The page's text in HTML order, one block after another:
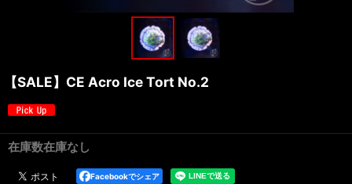
【SALE】CE Acro Ice Tort No.2
在庫数在庫なし
Facebookでシェア